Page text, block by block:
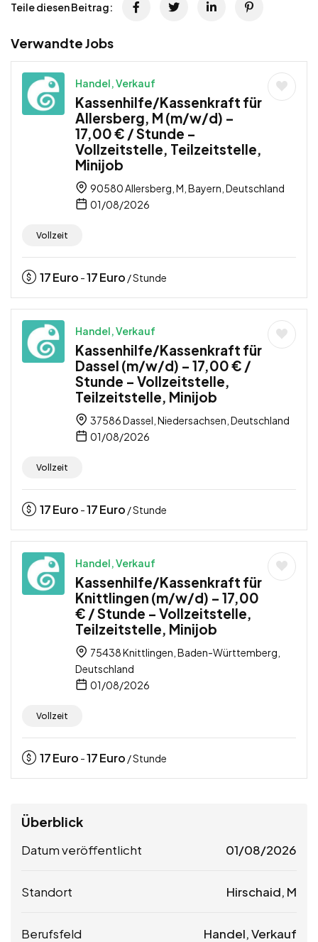
Teile diesen Beitrag:
Verwandte Jobs
Handel, Verkauf
Kassenhilfe/Kassenkraft für
Allersberg, M (m/w/d) –
17,00 € / Stunde –
Vollzeitstelle, Teilzeitstelle,
Minijob
90580 Allersberg, M, Bayern, Deutschland
01/08/2026
Vollzeit
17Euro -17Euro / Stunde
Handel, Verkauf
Kassenhilfe/Kassenkraft für
Dassel (m/w/d) – 17,00 € /
Stunde – Vollzeitstelle,
Teilzeitstelle, Minijob
37586 Dassel, Niedersachsen, Deutschland
01/08/2026
Vollzeit
17Euro -17Euro / Stunde
Handel, Verkauf
Kassenhilfe/Kassenkraft für
Knittlingen (m/w/d) – 17,00
€ / Stunde – Vollzeitstelle,
Teilzeitstelle, Minijob
75438 Knittlingen, Baden-Württemberg,
Deutschland
01/08/2026
Vollzeit
17Euro -17Euro / Stunde
Überblick
Datum veröffentlicht 01/08/2026
Standort Hirschaid, M
Berufsfeld Handel, Verkauf